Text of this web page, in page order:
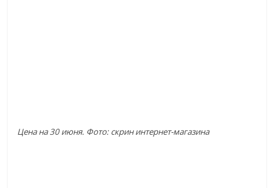
Цена на 30 июня. Фото: скрин интернет-магазина